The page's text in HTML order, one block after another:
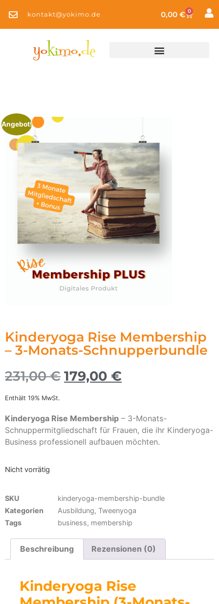
kontakt@yokimo.de 0,00 € 0
Angebot!
Kinderyoga Rise Membership
– 3-Monats-Schnupperbundle
231,00€ 179,00 €
Enthält 19% MwSt.
Kinderyoga Rise Membership – 3-Monats-
Schnuppermitgliedschaft für Frauen, die ihr Kinderyoga-
Business professionell aufbauen möchten.
Nicht vorrätig
SKU
kinderyoga-membership-bundle
Kategorien
Ausbildung, Tweenyoga
Tags
business, membership
Beschreibung Rezensionen (0)
Kinderyoga Rise